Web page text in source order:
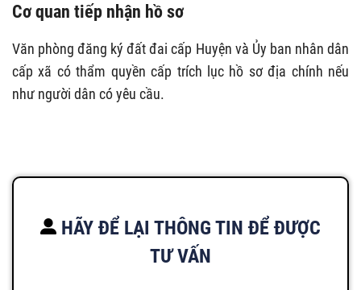
Cơ quan tiếp nhận hồ sơ
Văn phòng đăng ký đất đai cấp Huyện và Ủy ban nhân dân
cấp xã có thẩm quyền cấp trích lục hồ sơ địa chính nếu
như người dân có yêu cầu.
HÃY ĐỂ LẠI THÔNG TIN ĐỂ ĐƯỢC
TƯ VẤN